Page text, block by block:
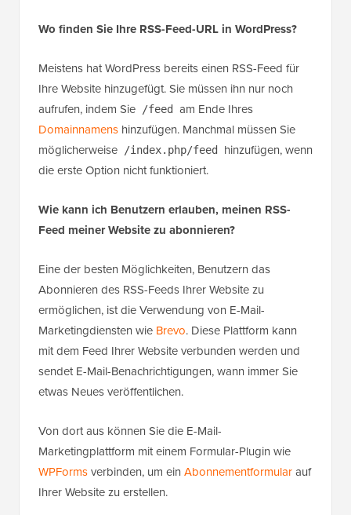
Wo finden Sie Ihre RSS-Feed-URL in WordPress?
Meistens hat WordPress bereits einen RSS-Feed für
Ihre Website hinzugefügt. Sie müssen ihn nur noch
aufrufen, indem Sie /feed
am Ende Ihres
Domainnamens hinzufügen. Manchmal müssen Sie
möglicherweise /index.php/feed
hinzufügen, wenn
die erste Option nicht funktioniert.
Wie kann ich Benutzern erlauben, meinen RSS-
Feed meiner Website zu abonnieren?
Eine der besten Möglichkeiten, Benutzern das
Abonnieren des RSS-Feeds Ihrer Website zu
ermöglichen, ist die Verwendung von E-Mail-
Marketingdiensten wie Brevo. Diese Plattform kann
mit dem Feed Ihrer Website verbunden werden und
sendet E-Mail-Benachrichtigungen, wann immer Sie
etwas Neues veröffentlichen.
Von dort aus können Sie die E-Mail-
Marketingplattform mit einem Formular-Plugin wie
WPFormsverbinden, um ein Abonnementformularauf
Ihrer Website zu erstellen.